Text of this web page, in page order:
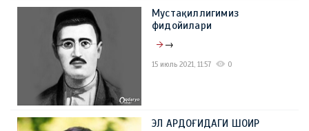
Мустақиллигимиз
фидойилари
→
15 июль 2021, 11:57 0
ЭЛ АРДОҒИДАГИ ШОИР